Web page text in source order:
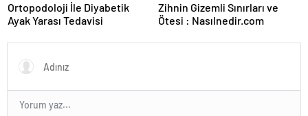
Ortopodoloji İle Diyabetik
Ayak Yarası Tedavisi
Zihnin Gizemli Sınırları ve
Ötesi : Nasılnedir.com